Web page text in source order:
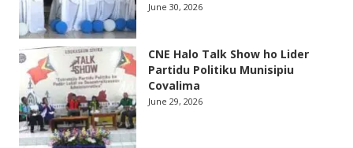
June 30, 2026
CNE Halo Talk Show ho Lider
Partidu Politiku Munisipiu
Covalima
June 29, 2026